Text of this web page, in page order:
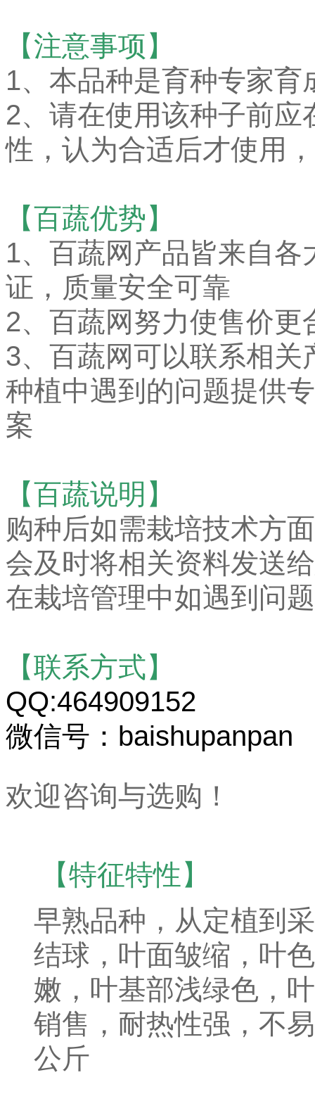
【注意事项】
1、本品种是育种专家
2、请在使用该种子前
性，认为合适后才使用
【百蔬优势】
1、 百蔬网产品皆来自各
证，质量安全可靠
2、百蔬网努力使售价
3、百蔬网可以联系相
种植中遇到的问题提供
案
【百蔬说明】
购种后如需栽培技术方
会及时将相关资料发送
在栽培管理中如遇到问
【联系方式】
QQ:464909152
微信号：baishupanpan
欢迎咨询与选购！
【特征特性】
早熟品种，从定植到
结球，叶面皱缩，叶
嫩，叶基部浅绿色，
销售，耐热性强，不
公斤